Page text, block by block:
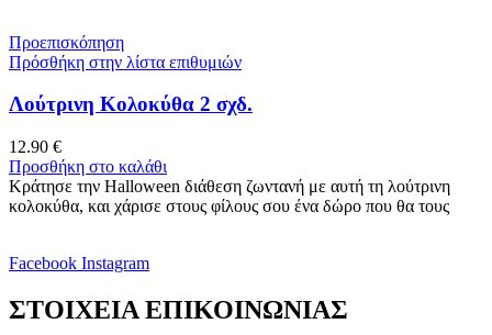
Προεπισκόπηση
Πρόσθήκη στην λίστα επιθυμιών
Λούτρινη Κολοκύθα 2 σχδ.
12.90 €
Προσθήκη στο καλάθι
Κράτησε την Halloween διάθεση ζωντανή με αυτή τη λούτρινη
κολοκύθα, και χάρισε στους φίλους σου ένα δώρο που θα τους
Facebook Instagram
ΣΤΟΙΧΕΙΑ ΕΠΙΚΟΙΝΩΝΙΑΣ